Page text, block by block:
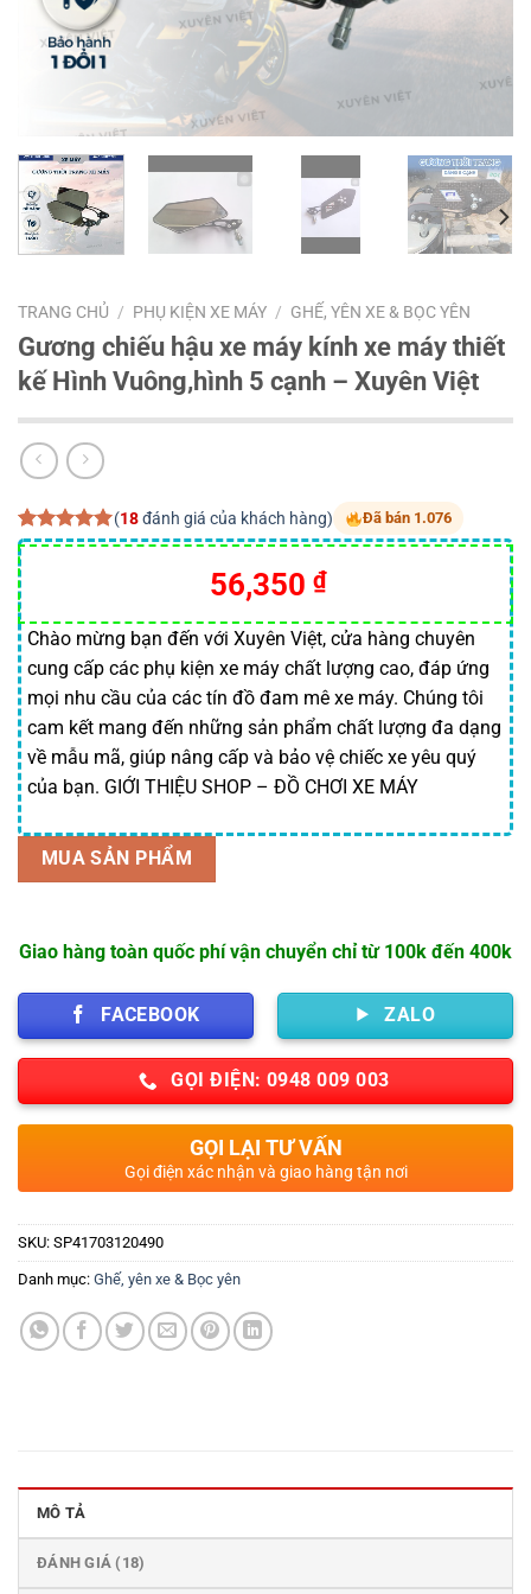
TRANG CHỦ / PHỤ KIỆN XE MÁY / GHẾ, YÊN XE & BỌC YÊN
Gương chiếu hậu xe máy kính xe máy thiết
kế Hình Vuông,hình 5 cạnh – Xuyên Việt
5.00trên 5
dựa trên
18
đánh giá
(18đánh giá của khách hàng) Đã bán 1.076
56,350 ₫
Chào mừng bạn đến với Xuyên Việt, cửa hàng chuyên
cung cấp các phụ kiện xe máy chất lượng cao, đáp ứng
mọi nhu cầu của các tín đồ đam mê xe máy. Chúng tôi
cam kết mang đến những sản phẩm chất lượng đa dạng
về mẫu mã, giúp nâng cấp và bảo vệ chiếc xe yêu quý
của bạn. GIỚI THIỆU SHOP – ĐỒ CHƠI XE MÁY
MUA SẢN PHẨM
Giao hàng toàn quốc phí vận chuyển chỉ từ 100k đến 400k
FACEBOOK ZALO
GỌI ĐIỆN: 0948 009 003
GỌI LẠI TƯ VẤN
Gọi điện xác nhận và giao hàng tận nơi
SKU: SP41703120490
Danh mục: Ghế, yên xe & Bọc yên
MÔ TẢ
ĐÁNH GIÁ (18)